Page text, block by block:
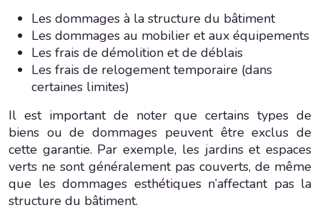
Les dommages à la structure du bâtiment
Les dommages au mobilier et aux équipements
Les frais de démolition et de déblais
Les frais de relogement temporaire (dans
certaines limites)
Il est important de noter que certains types de
biens ou de dommages peuvent être exclus de
cette garantie. Par exemple, les jardins et espaces
verts ne sont généralement pas couverts, de même
que les dommages esthétiques n’affectant pas la
structure du bâtiment.